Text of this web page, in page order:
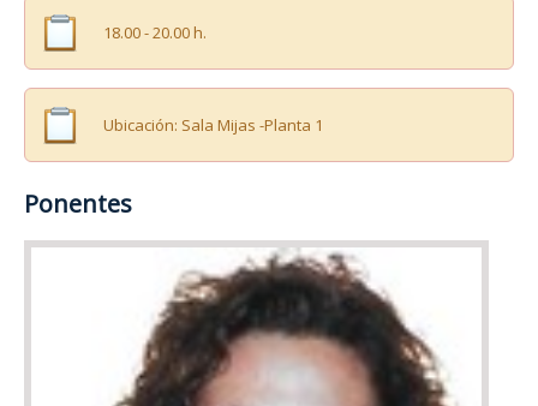
18.00 - 20.00 h.
Ubicación: Sala Mijas -Planta 1
Ponentes